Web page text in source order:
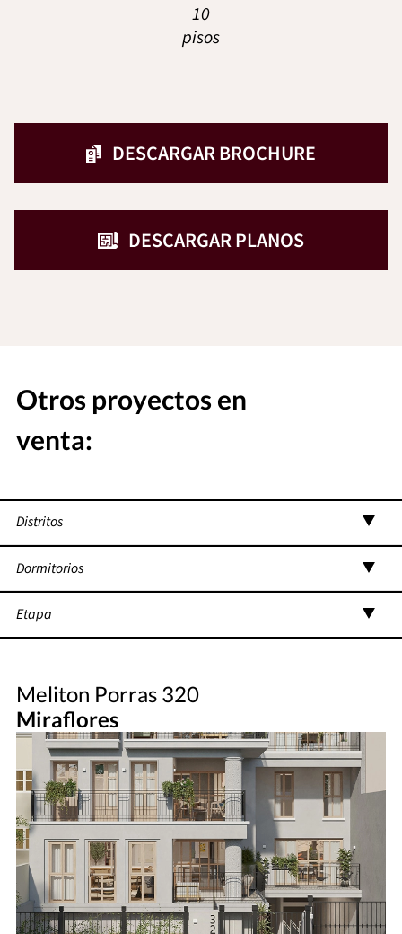
10
pisos
DESCARGAR BROCHURE
DESCARGAR PLANOS
Otros proyectos en
venta:
Distritos
Dormitorios
Etapa
Meliton Porras 320
Miraflores